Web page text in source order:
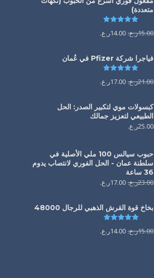
متعددة)
15.00ر.ع. 14.00ر.ع.
فياجرا شركة Pfizer في عُمان
21.00ر.ع. 17.00ر.ع.
كبسولات موي لتكبير الصدر: الحل
الطبيعي لتعزيز جمالك
25.00ر.ع.
حبوب سيالس 100 ملي الأصلية في
سلطنة عمان - الحل الفوري لانتصاب يدوم
36 ساعة
23.00ر.ع. 17.00ر.ع.
بخاخ قوة القرش الذهبي للرجال 48000
تم التقييم
15.00ر.ع. 14.00ر.ع.